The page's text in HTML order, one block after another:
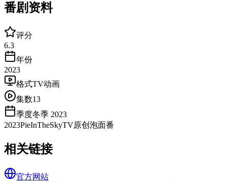
番剧资料
评分
6.3
年份
2023
格式TV动画
集数13
季度冬季 2023
2023PieInTheSkyTV原创 泡面番
相关链接
官方网站